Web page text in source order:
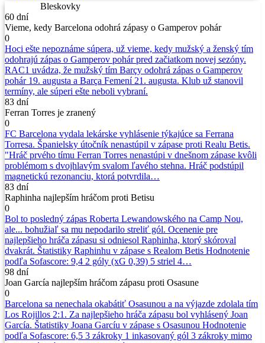
Bleskovky
60 dní
Vieme, kedy Barcelona odohrá zápasy o Gamperov pohár
0
Hoci ešte nepoznáme súpera, už vieme, kedy mužský a ženský tím
odohrajú zápas o Gamperov pohár pred začiatkom novej sezóny.
RAC1 uvádza, že mužský tím Barçy odohrá zápas o Gamperov
pohár 19. augusta a Barça Femení 21. augusta. Klub už stanovil
termíny, ale súperi ešte neboli vybraní.
83 dní
Ferran Torres je zranený
0
FC Barcelona vydala lekárske vyhlásenie týkajúce sa Ferrana
Torresa. Španielsky útočník nenastúpil v zápase proti Realu Betis.
"Hráč prvého tímu Ferran Torres nenastúpi v dnešnom zápase kvôli
problémom s dvojhlavým svalom ľavého stehna. Hráč podstúpil
magnetickú rezonanciu, ktorá potvrdila…
83 dní
Raphinha najlepším hráčom proti Betisu
0
Bol to posledný zápas Roberta Lewandowského na Camp Nou,
ale... bohužiaľ sa mu nepodarilo streliť gól. Ocenenie pre
najlepšieho hráča zápasu si odniesol Raphinha, ktorý skóroval
dvakrát. Štatistiky Raphinhu v zápase s Realom Betis Hodnotenie
podľa Sofascore: 9,4 2 góly (xG 0,39) 5 striel 4…
98 dní
Joan García najlepším hráčom zápasu proti Osasune
0
Barcelona sa nenechala okabátiť Osasunou a na výjazde zdolala tím
Los Rojillos 2:1. Za najlepšieho hráča zápasu bol vyhlásený Joan
García. Štatistiky Joana Garcíu v zápase s Osasunou Hodnotenie
podľa Sofascore: 6,5 3 zákroky 1 inkasovaný gól 3 zákroky mimo